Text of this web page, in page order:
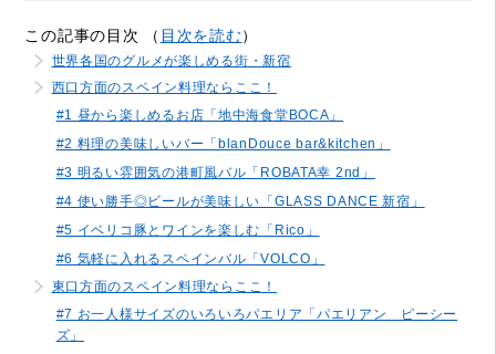
この記事の目次 （ 目次を読む）
世界各国のグルメが楽しめる街・新宿
西口方面のスペイン料理ならここ！
#1 昼から楽しめるお店「地中海食堂BOCA」
#2 料理の美味しいバー「blanDouce bar&kitchen」
#3 明るい雰囲気の港町風バル「ROBATA幸 2nd」
#4 使い勝手◎ビールが美味しい「GLASS DANCE 新宿」
#5 イベリコ豚とワインを楽しむ「Rico」
#6 気軽に入れるスペインバル「VOLCO」
東口方面のスペイン料理ならここ！
#7 お一人様サイズのいろいろパエリア「パエリアン ピーシー
ズ」